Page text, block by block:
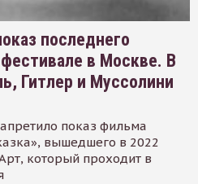
последнего
в Москве. В
Гитлер и Муссолини
показ фильма
вышедшего в 2022
который проходит в